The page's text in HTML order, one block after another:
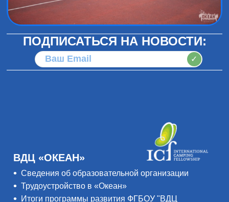
ПОДПИСАТЬСЯ НА НОВОСТИ:
✓
ВДЦ «ОКЕАН»
Сведения об образовательной организации
Трудоустройство в «Океан»
Итоги программы развития ФГБОУ "ВДЦ